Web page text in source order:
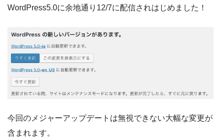
WordPress5.0に余地通り12/7に配信されはじめました！
今回のメジャーアップデートは無視できない大幅な変更が
含まれます。